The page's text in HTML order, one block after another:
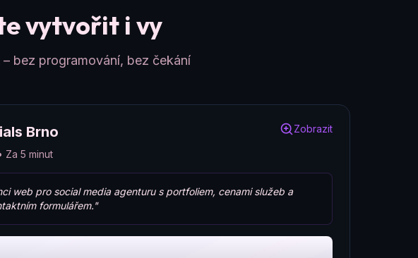
vytvořit i vy
bez programování, bez čekání
Brno
Za 5 minut
Zobrazit
web pro social media agenturu s portfoliem, cenami služeb a
formulářem."